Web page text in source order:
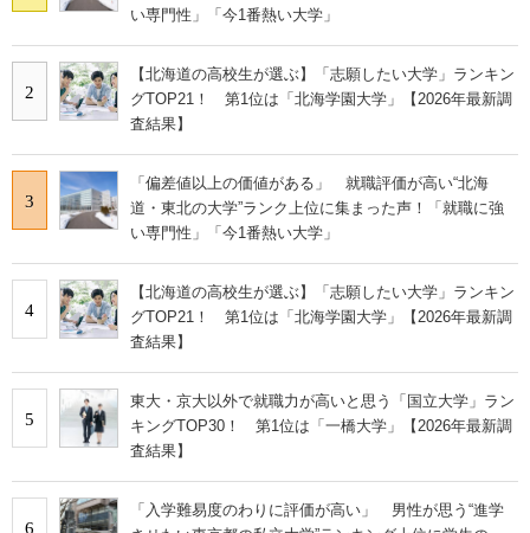
い専門性」「今1番熱い大学」
2
【北海道の高校生が選ぶ】「志願したい大学」ランキン
グTOP21！ 第1位は「北海学園大学」【2026年最新調
査結果】
3
「偏差値以上の価値がある」 就職評価が高い“北海
道・東北の大学”ランク上位に集まった声！「就職に強
い専門性」「今1番熱い大学」
4
【北海道の高校生が選ぶ】「志願したい大学」ランキン
グTOP21！ 第1位は「北海学園大学」【2026年最新調
査結果】
5
東大・京大以外で就職力が高いと思う「国立大学」ラン
キングTOP30！ 第1位は「一橋大学」【2026年最新調
査結果】
6
「入学難易度のわりに評価が高い」 男性が思う“進学